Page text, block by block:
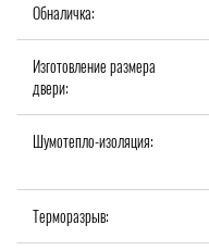
Обналичка:
Изготовление размера
двери:
Шумотепло-изоляция:
Терморазрыв: